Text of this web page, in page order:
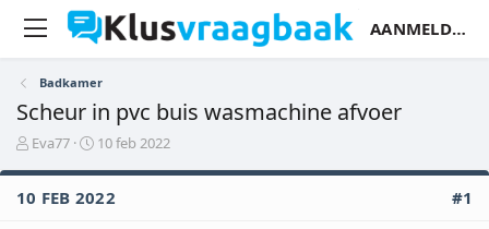
AANMELDEN
Badkamer
Scheur in pvc buis wasmachine afvoer
O
d
e
Eva77
S
a
r
10 feb 2022
10 FEB 2022 #1